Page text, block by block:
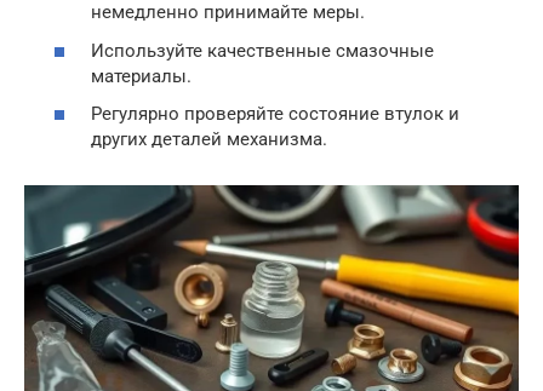
немедленно принимайте меры.
Используйте качественные смазочные
материалы.
Регулярно проверяйте состояние втулок и
других деталей механизма.